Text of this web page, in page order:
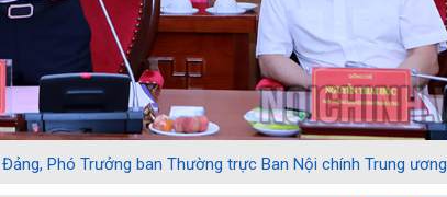
Phó Trưởng ban Thường trực Ban Nội chính Trung ương